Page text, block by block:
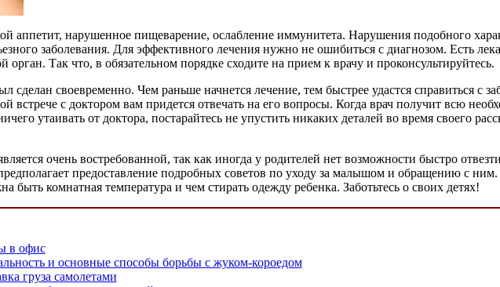
аппетит, нарушенное пищеварение, ослабление иммунитета. Нарушения подобного
заболевания. Для эффективного лечения нужно не ошибиться с диагнозом. Есть
орган. Так что, в обязательном порядке сходите на прием к врачу и проконсультируйтесь.
сделан своевременно. Чем раньше начнется лечение, тем быстрее удастся справиться с
встрече с доктором вам придется отвечать на его вопросы. Когда врач получит всю
утаивать от доктора, постарайтесь не упустить никаких деталей во время своего
очень востребованной, так как иногда у родителей нет возможности быстро
предоставление подробных советов по уходу за малышом и обращению с
быть комнатная температура и чем стирать одежду ребенка. Заботьтесь о своих детях!
в офис
и основные способы борьбы с жуком-короедом
груза самолетами